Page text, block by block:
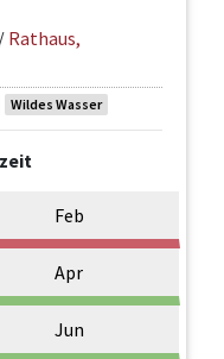
Rathaus,
Wildes Wasser
Feb
Apr
Jun